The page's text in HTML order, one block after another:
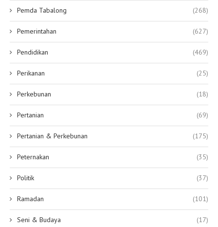
Pemda Tabalong (268)
Pemerintahan (627)
Pendidikan (469)
Perikanan (25)
Perkebunan (18)
Pertanian (69)
Pertanian & Perkebunan (175)
Peternakan (35)
Politik (37)
Ramadan (101)
Seni & Budaya (17)